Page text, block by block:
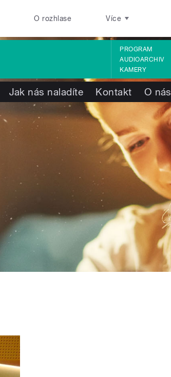
O rozhlase Více
PROGRAM
AUDIOARCHIV
KAMERY
Jak nás naladíte Kontakt O nás